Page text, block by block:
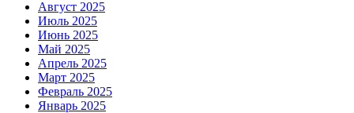
Август 2025
Июль 2025
Июнь 2025
Май 2025
Апрель 2025
Март 2025
Февраль 2025
Январь 2025